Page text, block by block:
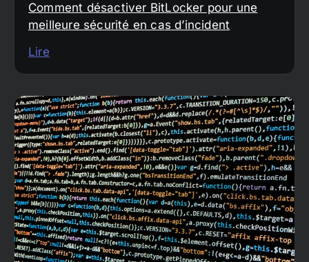
Comment désactiver BitLocker pour une
meilleure sécurité en cas d’incident
Lire